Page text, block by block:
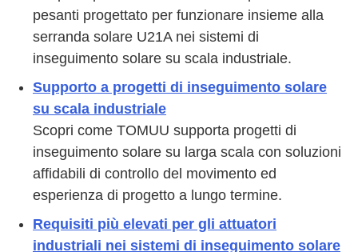
pesanti progettato per funzionare insieme alla
serranda solare U21A nei sistemi di
inseguimento solare su scala industriale.
Supporto a progetti di inseguimento solare
su scala industriale
Scopri come TOMUU supporta progetti di
inseguimento solare su larga scala con soluzioni
affidabili di controllo del movimento ed
esperienza di progetto a lungo termine.
Requisiti più elevati per gli attuatori
industriali nei sistemi di inseguimento solare